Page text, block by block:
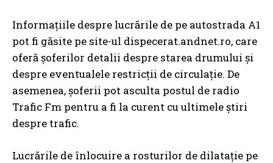
Informațiile despre lucrările de pe autostrada A1
pot fi găsite pe site-ul dispecerat.andnet.ro, care
oferă șoferilor detalii despre starea drumului și
despre eventualele restricții de circulație. De
asemenea, șoferii pot asculta postul de radio
Trafic Fm pentru a fi la curent cu ultimele știri
despre trafic.
Lucrările de înlocuire a rosturilor de dilatație pe